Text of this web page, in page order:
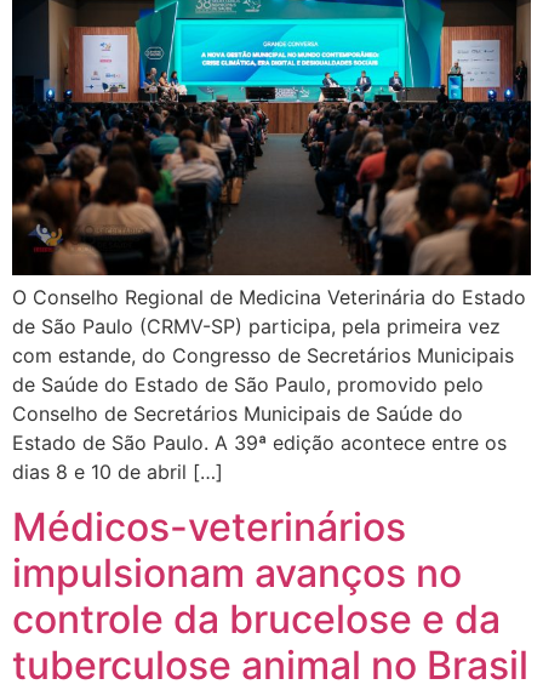
O Conselho Regional de Medicina Veterinária do Estado
de São Paulo (CRMV-SP) participa, pela primeira vez
com estande, do Congresso de Secretários Municipais
de Saúde do Estado de São Paulo, promovido pelo
Conselho de Secretários Municipais de Saúde do
Estado de São Paulo. A 39ª edição acontece entre os
dias 8 e 10 de abril […]
Médicos-veterinários
impulsionam avanços no
controle da brucelose e da
tuberculose animal no Brasil